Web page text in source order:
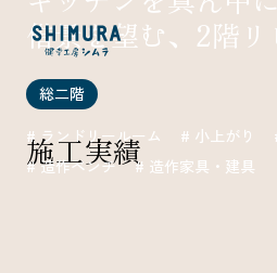
施工実績
借景を望む、2階
総二階
# ランドリールーム
# 小上がり
# 造作ベンチ
# 造作家具・建具